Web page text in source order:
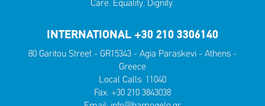
Care. Equality. Dignity.
INTERNATIONAL +30 210 3306140
80 Garitou Street - GR15343 - Agia Paraskevi - Athens -
Greece
Local Calls: 11040
Fax: +30 210 3843038